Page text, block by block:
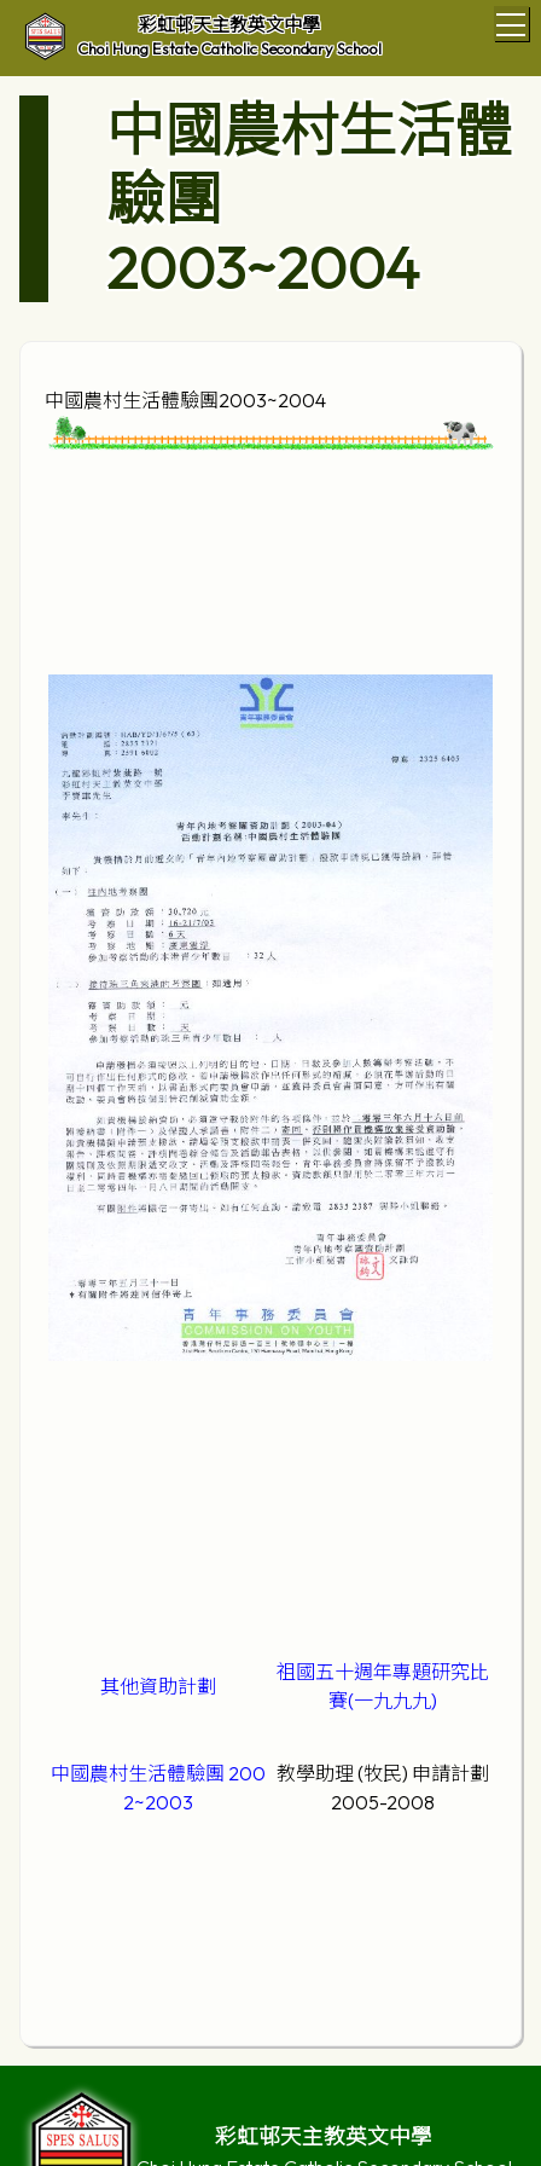
彩虹邨天主教英文中學
Choi Hung Estate Catholic Secondary School
中國農村生活體
驗團
2003~2004
中國農村生活體驗團2003~2004
其他資助計劃
祖國五十週年專題研究比
賽(一九九九)
中國農村生活體驗團 200
2~2003
教學助理 (牧民) 申請計劃
2005-2008
彩虹邨天主教英文中學